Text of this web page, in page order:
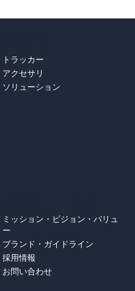
トラッカー
アクセサリ
ソリューション
ミッション・ビジョン・バリュ
ー
ブランド・ガイドライン
採用情報
お問い合わせ